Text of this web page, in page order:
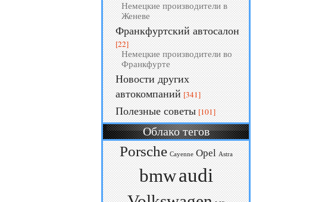
Немецкие производители в
Женеве
Франкфуртский автосалон
[22]
Немецкие производители во
Франкфурте
Новости других
автокомпаний [341]
Полезные советы [101]
Облако тегов
Porsche Cayenne Opel Astra
bmwaudi